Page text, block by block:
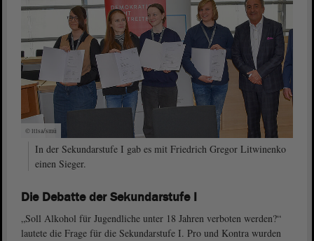
© ltlsa/smü
In der Sekundarstufe I gab es mit Friedrich Gregor Litwinenko
einen Sieger.
Die Debatte der Sekundarstufe I
„Soll Alkohol für Jugendliche unter 18 Jahren verboten werden?“
lautete die Frage für die Sekundarstufe I. Pro und Kontra wurden